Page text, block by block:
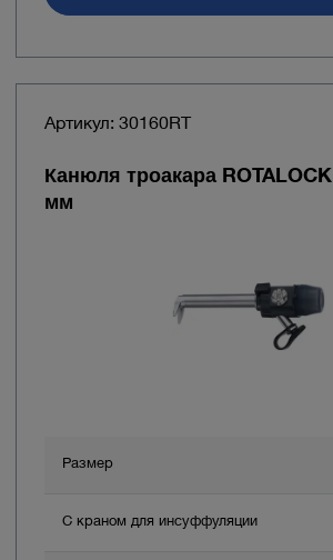
Артикул: 30160RT
Канюля троакара
мм
Размер
С краном для инсуффуляции